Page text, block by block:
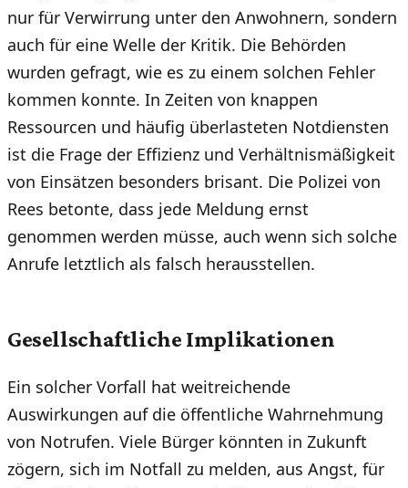
nur für Verwirrung unter den Anwohnern, sondern
auch für eine Welle der Kritik. Die Behörden
wurden gefragt, wie es zu einem solchen Fehler
kommen konnte. In Zeiten von knappen
Ressourcen und häufig überlasteten Notdiensten
ist die Frage der Effizienz und Verhältnismäßigkeit
von Einsätzen besonders brisant. Die Polizei von
Rees betonte, dass jede Meldung ernst
genommen werden müsse, auch wenn sich solche
Anrufe letztlich als falsch herausstellen.
Gesellschaftliche Implikationen
Ein solcher Vorfall hat weitreichende
Auswirkungen auf die öffentliche Wahrnehmung
von Notrufen. Viele Bürger könnten in Zukunft
zögern, sich im Notfall zu melden, aus Angst, für